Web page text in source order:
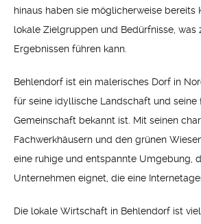
hinaus haben sie möglicherweise bereits
lokale Zielgruppen und Bedürfnisse, was
Ergebnissen führen kann.
Behlendorf ist ein malerisches Dorf in
für seine idyllische Landschaft und seine
Gemeinschaft bekannt ist. Mit seinen
Fachwerkhäusern und den grünen
eine ruhige und entspannte Umgebung,
Unternehmen eignet, die eine
Die lokale Wirtschaft in Behlendorf ist